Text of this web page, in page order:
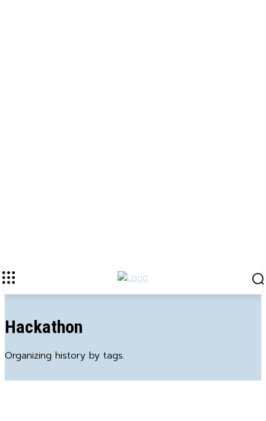
Hackathon
Organizing history by tags.